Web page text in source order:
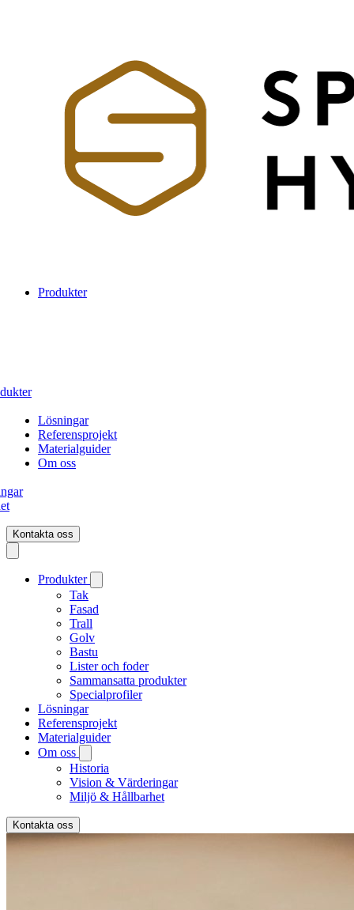
Produkter
Lösningar
Referensprojekt
Materialguider
Om oss
Kontakta oss
Produkter
Tak
Fasad
Trall
Golv
Bastu
Lister och foder
Sammansatta produkter
Specialprofiler
Lösningar
Referensprojekt
Materialguider
Om oss
Historia
Vision & Värderingar
Miljö & Hållbarhet
Kontakta oss